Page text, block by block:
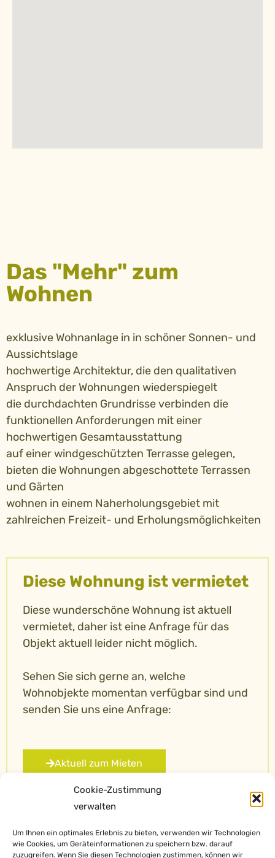
Cookie-Zustimmung
verwalten
Um Ihnen ein optimales Erlebnis zu bieten, verwenden wir Technologien
wie Cookies, um Geräteinformationen zu speichern bzw. darauf
zuzugreifen. Wenn Sie diesen Technologien zustimmen, können wir
Das "Mehr" zum
Wohnen
exklusive Wohnanlage in in schöner Sonnen- und
Aussichtslage
hochwertige Architektur, die den qualitativen
Anspruch der Wohnungen wiederspiegelt
die durchdachten Grundrisse verbinden die
funktionellen Anforderungen mit einer
hochwertigen Gesamtausstattung
auf einer windgeschützten Terrasse gelegen,
bieten die Wohnungen abgeschottete Terrassen
und Gärten
wohnen in einem Naherholungsgebiet mit
zahlreichen Freizeit- und Erholungsmöglichkeiten
Diese Wohnung ist vermietet
Diese wunderschöne Wohnung ist aktuell
vermietet, daher ist eine Anfrage für das
Objekt aktuell leider nicht möglich.
Sehen Sie sich gerne an, welche
Wohnobjekte momentan verfügbar sind und
senden Sie uns eine Anfrage:
Aktuell zum Mieten